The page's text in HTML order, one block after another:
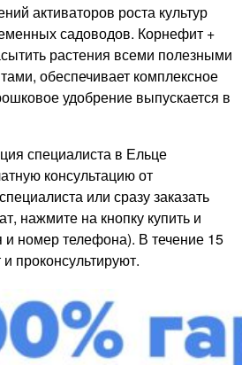
активаторов роста культур
садоводов. Корнефит +
растения всеми полезными
обеспечивает комплексное
удобрение выпускается в
специалиста в Ельце
консультацию от
или сразу заказать
нажмите на кнопку купить и
номер телефона). В течение 15
проконсультируют.